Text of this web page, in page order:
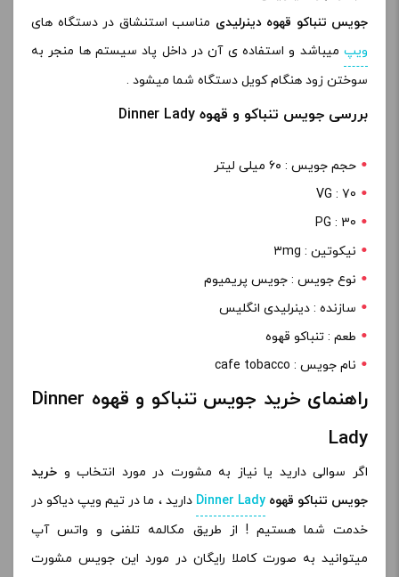
جویس تنباکو قهوه دینرلیدی مناسب استنشاق در دستگاه های
ویپ میباشد و استفاده ی آن در داخل پاد سیستم ها منجر به
سوختن زود هنگام کویل دستگاه شما میشود .
بررسی جویس تنباکو و قهوه Dinner Lady
حجم جویس : ۶۰ میلی لیتر
VG : 70
PG : 30
نیکوتین : ۳mg
نوع جویس : جویس پریمیوم
سازنده : دینرلیدی انگلیس
طعم : تنباکو قهوه
نام جویس : cafe tobacco
راهنمای خرید جویس تنباکو و قهوه Dinner
Lady
اگر سوالی دارید یا نیاز به مشورت در مورد انتخاب و خرید
جویس تنباکو قهوهDinner Lady دارید ، ما در تیم ویپ دیاکو در
خدمت شما هستیم ! از طریق مکالمه تلفنی و واتس آپ
میتوانید به صورت کاملا رایگان در مورد این جویس مشورت